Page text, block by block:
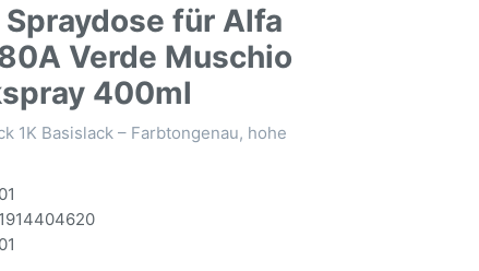
für Alfa
Verde Muschio
400ml
1K Basislack – Farbtongenau, hohe